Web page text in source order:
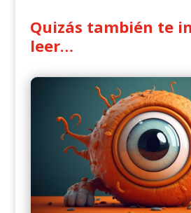
Quizás también te
leer…